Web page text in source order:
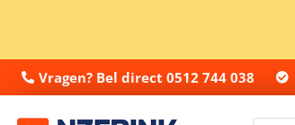
Vragen? Bel direct 0512 744 038